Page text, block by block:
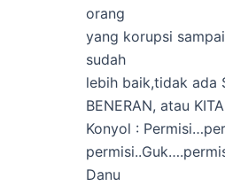
orang
yang korupsi
sudah
lebih baik,tidak ada
BENERAN, atau
Konyol :
Danu